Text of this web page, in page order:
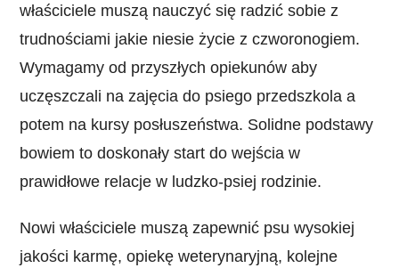
właściciele muszą nauczyć się radzić sobie z
trudnościami jakie niesie życie z czworonogiem.
Wymagamy od przyszłych opiekunów aby
uczęszczali na zajęcia do psiego przedszkola a
potem na kursy posłuszeństwa. Solidne podstawy
bowiem to doskonały start do wejścia w
prawidłowe relacje w ludzko-psiej rodzinie.
Nowi właściciele muszą zapewnić psu wysokiej
jakości karmę, opiekę weterynaryjną, kolejne